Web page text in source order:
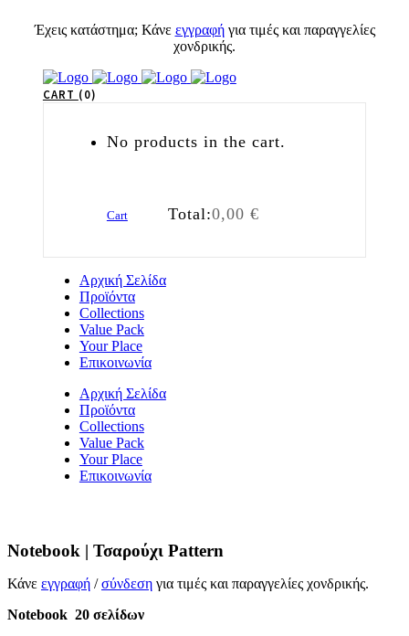
Έχεις κατάστημα; Κάνε εγγραφήγια τιμές και παραγγελίες
χονδρικής.
CART 0
No products in the cart.
Cart Total:0,00 €
Αρχική Σελίδα
Προϊόντα
Collections
Value Pack
Your Place
Επικοινωνία
Αρχική Σελίδα
Προϊόντα
Collections
Value Pack
Your Place
Επικοινωνία
Notebook | Τσαρούχι Pattern
Κάνε εγγραφή /σύνδεση για τιμές και παραγγελίες χονδρικής.
Notebook 20 σελίδων